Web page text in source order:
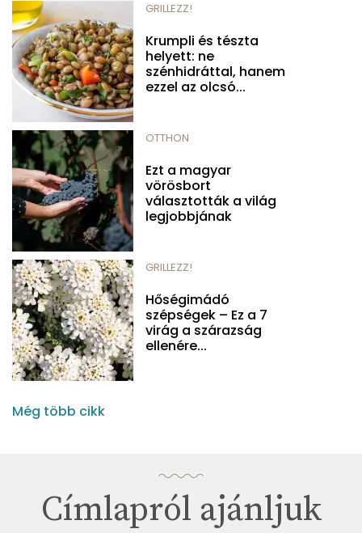
GRILLEZZ!
Krumpli és tészta
helyett: ne
szénhidráttal, hanem
ezzel az olcsó...
OTTHON
Ezt a magyar
vörösbort
választották a világ
legjobbjának
GRILLEZZ!
Hőségimádó
szépségek – Ez a 7
virág a szárazság
ellenére...
Még több cikk
Címlapról ajánljuk